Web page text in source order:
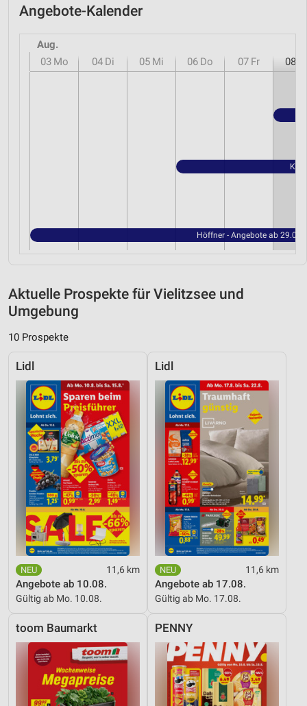
Angebote-Kalender
Aug.
03 Mo 04 Di 05 Mi 06 Do 07 Fr 08
Höffner - Angebote ab 29.07
Aktuelle Prospekte für Vielitzsee und
Umgebung
10 Prospekte
Lidl
11,6 km
Angebote ab 10.08.
Gültig ab Mo. 10.08.
Lidl
11,6 km
Angebote ab 17.08.
Gültig ab Mo. 17.08.
toom Baumarkt PENNY